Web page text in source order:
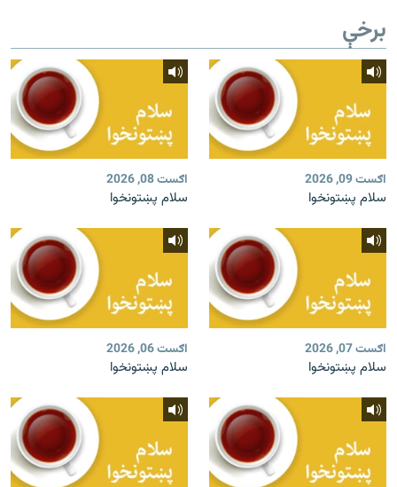
برخې
اګست 09, 2026
سلام پښتونخوا
اګست 08, 2026
سلام پښتونخوا
اګست 07, 2026
سلام پښتونخوا
اګست 06, 2026
سلام پښتونخوا